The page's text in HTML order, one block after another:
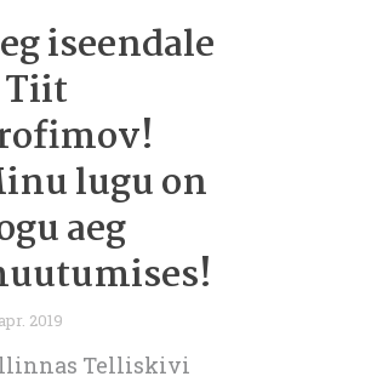
iseendale
lugu on
aeg
2019
Telliskivi